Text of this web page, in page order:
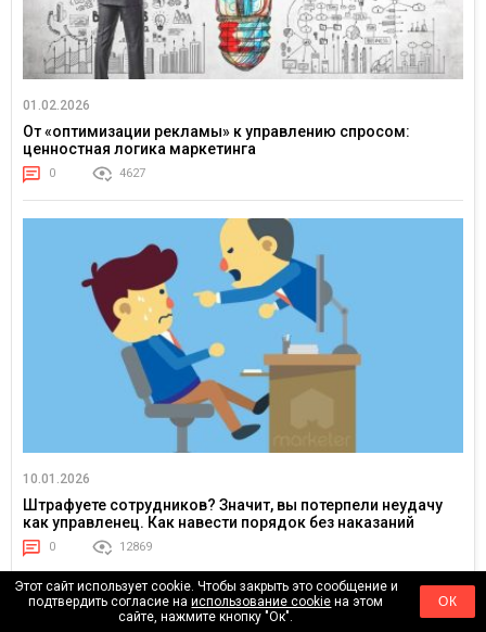
01.02.2026
От «оптимизации рекламы» к управлению спросом:
ценностная логика маркетинга
0 4627
10.01.2026
Штрафуете сотрудников? Значит, вы потерпели неудачу
как управленец. Как навести порядок без наказаний
0 12869
Этот сайт использует cookie. Чтобы закрыть это сообщение и
подтвердить согласие наиспользование cookie на этом
сайте, нажмите кнопку "Ок".
ОК